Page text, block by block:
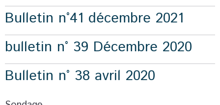
Bulletin n°41 décembre 2021
bulletin n° 39 Décembre 2020
Bulletin n° 38 avril 2020